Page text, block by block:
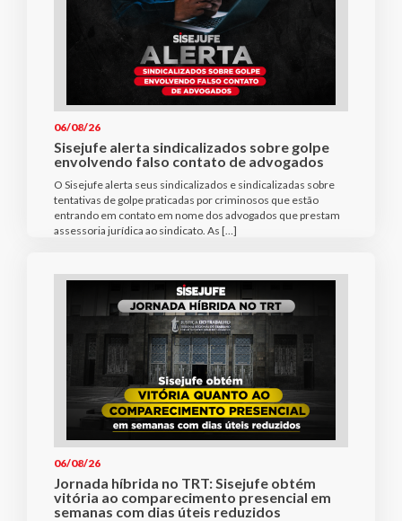
06/08/26
Sisejufe alerta sindicalizados sobre golpe
envolvendo falso contato de advogados
O Sisejufe alerta seus sindicalizados e sindicalizadas sobre
tentativas de golpe praticadas por criminosos que estão
entrando em contato em nome dos advogados que prestam
assessoria jurídica ao sindicato. As […]
06/08/26
Jornada híbrida no TRT: Sisejufe obtém
vitória ao comparecimento presencial em
semanas com dias úteis reduzidos